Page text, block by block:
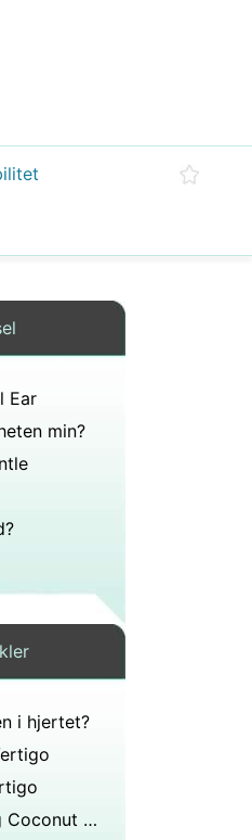
Ear
min?
i hjertet?
Informasjon om Putting Coconut Oil i øret for å oppklare en mellomøret infeksjon